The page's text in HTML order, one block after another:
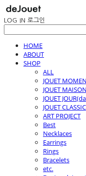
LOG IN 로그인
HOME
ABOUT
SHOP
ALL
JOUET
JOUET
JOUET
JOUET CLASSIC
ART PROJECT
Best
Necklaces
Earrings
Rings
Bracelets
etc.